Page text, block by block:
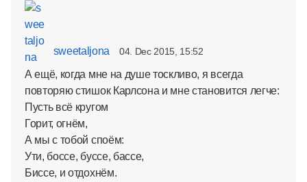
sweetaljona 04. Dec 2015, 15:52
А ещё, когда мне на душе тоскливо, я всегда
повторяю стишок Карлсона и мне становится легче:
Пусть всё кругом
Горит, огнём,
А мы с тобой споём:
Ути, боссе, буссе, бассе,
Биссе, и отдохнём.